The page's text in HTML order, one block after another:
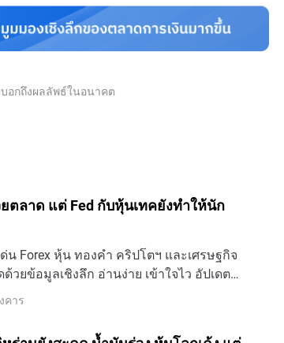
อกถึงผลลัพธ์ในอนาคต
ตลาด แต่ Fed กับหุ้นเทคยังทำให้นัก
น Forex หุ้น ทองคำ คริปโตฯ และเศรษฐกิจ
วยข้อมูลเชิงลึก อ่านง่าย เข้าใจไว อัปเดต
คาร